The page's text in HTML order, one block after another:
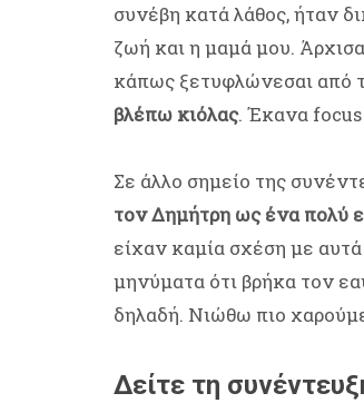
συνέβη κατά λάθος, ήταν
ζωή και η μαμά μου.
κάπως ξετυφλώνεσαι από
βλέπω κιόλας. Έκανα focus
Σε άλλο σημείο της
τον Δημήτρη ως ένα πολύ
είχαν καμία σχέση με
μηνύματα ότι βρήκα τον
δηλαδή. Νιώθω πιο
Δείτε τη